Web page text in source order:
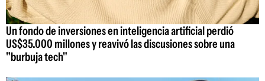
Un fondo de inversiones en inteligencia artificial perdió
US$35.000 millones y reavivó las discusiones sobre una
"burbuja tech"